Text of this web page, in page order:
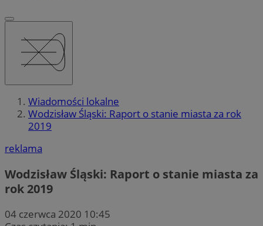
Wiadomości lokalne
Wodzisław Śląski: Raport o stanie miasta za rok
2019
reklama
Wodzisław Śląski: Raport o stanie miasta za
rok 2019
04 czerwca 2020 10:45